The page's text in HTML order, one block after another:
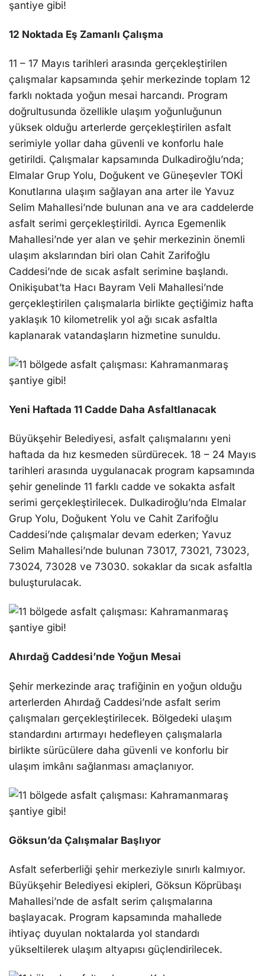
12 Noktada Eş Zamanlı Çalışma
11 – 17 Mayıs tarihleri arasında gerçekleştirilen
çalışmalar kapsamında şehir merkezinde toplam 12
farklı noktada yoğun mesai harcandı. Program
doğrultusunda özellikle ulaşım yoğunluğunun
yüksek olduğu arterlerde gerçekleştirilen asfalt
serimiyle yollar daha güvenli ve konforlu hale
getirildi. Çalışmalar kapsamında Dulkadiroğlu’nda;
Elmalar Grup Yolu, Doğukent ve Güneşevler TOKİ
Konutlarına ulaşım sağlayan ana arter ile Yavuz
Selim Mahallesi’nde bulunan ana ve ara caddelerde
asfalt serimi gerçekleştirildi. Ayrıca Egemenlik
Mahallesi’nde yer alan ve şehir merkezinin önemli
ulaşım akslarından biri olan Cahit Zarifoğlu
Caddesi’nde de sıcak asfalt serimine başlandı.
Onikişubat’ta Hacı Bayram Veli Mahallesi’nde
gerçekleştirilen çalışmalarla birlikte geçtiğimiz hafta
yaklaşık 10 kilometrelik yol ağı sıcak asfaltla
kaplanarak vatandaşların hizmetine sunuldu.
Yeni Haftada 11 Cadde Daha Asfaltlanacak
Büyükşehir Belediyesi, asfalt çalışmalarını yeni
haftada da hız kesmeden sürdürecek. 18 – 24 Mayıs
tarihleri arasında uygulanacak program kapsamında
şehir genelinde 11 farklı cadde ve sokakta asfalt
serimi gerçekleştirilecek. Dulkadiroğlu’nda Elmalar
Grup Yolu, Doğukent Yolu ve Cahit Zarifoğlu
Caddesi’nde çalışmalar devam ederken; Yavuz
Selim Mahallesi’nde bulunan 73017, 73021, 73023,
73024, 73028 ve 73030. sokaklar da sıcak asfaltla
buluşturulacak.
Ahırdağ Caddesi’nde Yoğun Mesai
Şehir merkezinde araç trafiğinin en yoğun olduğu
arterlerden Ahırdağ Caddesi’nde asfalt serim
çalışmaları gerçekleştirilecek. Bölgedeki ulaşım
standardını artırmayı hedefleyen çalışmalarla
birlikte sürücülere daha güvenli ve konforlu bir
ulaşım imkânı sağlanması amaçlanıyor.
Göksun’da Çalışmalar Başlıyor
Asfalt seferberliği şehir merkeziyle sınırlı kalmıyor.
Büyükşehir Belediyesi ekipleri, Göksun Köprübaşı
Mahallesi’nde de asfalt serim çalışmalarına
başlayacak. Program kapsamında mahallede
ihtiyaç duyulan noktalarda yol standardı
yükseltilerek ulaşım altyapısı güçlendirilecek.